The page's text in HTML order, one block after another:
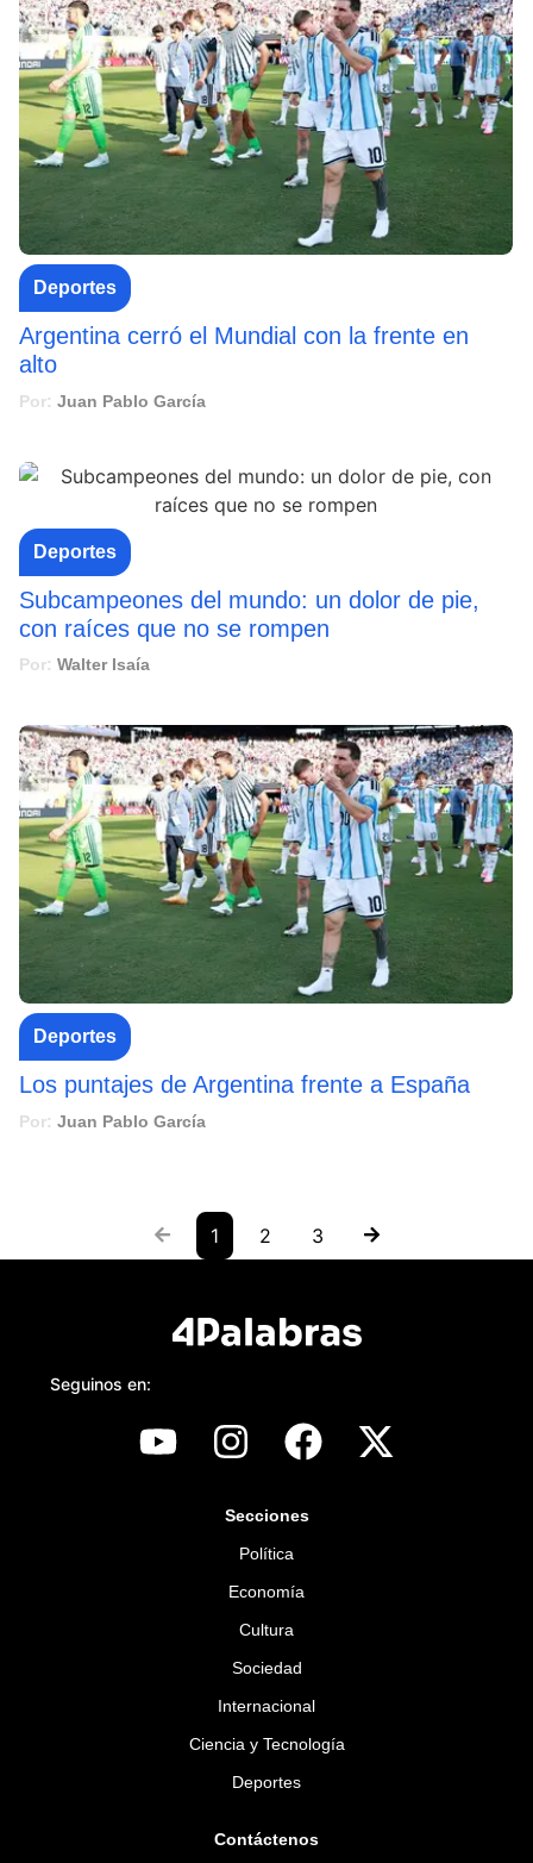
Deportes
Argentina cerró el Mundial con la frente en
alto
Por: Juan Pablo García
Deportes
Subcampeones del mundo: un dolor de pie,
con raíces que no se rompen
Por: Walter Isaía
Deportes
Los puntajes de Argentina frente a España
Por: Juan Pablo García
1 2 3
Seguinos en:
Secciones
Política
Economía
Cultura
Sociedad
Internacional
Ciencia y Tecnología
Deportes
Contáctenos